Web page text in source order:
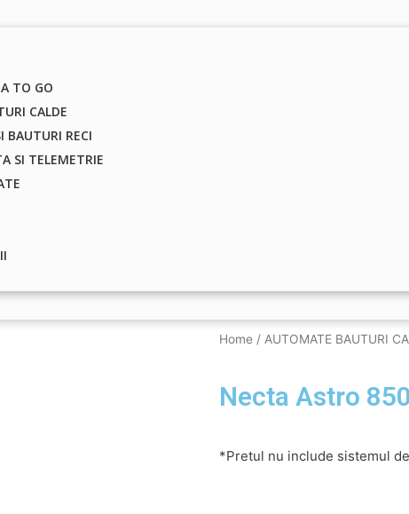
TO GO
CALDE
BAUTURI RECI
SI TELEMETRIE
Home / AUTOMATE BAUTURI
Necta Astro
*Pretul nu include sistemul